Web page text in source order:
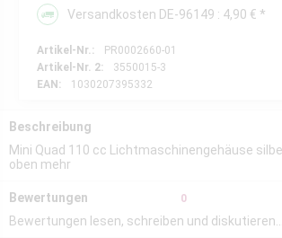
Versandkosten DE-96149 : 4,90 € *
Artikel-Nr.:
PR0002660-01
Artikel-Nr. 2:
3550015-3
EAN:
1030207395332
Beschreibung
Mini Quad 110 cc Lichtmaschinengehäuse
oben mehr
Bewertungen 0
Bewertungen lesen, schreiben und diskutieren...